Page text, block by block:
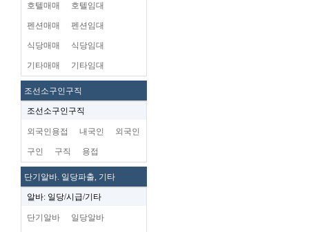
호텔매매 호텔임대
펜션매매 펜션임대
식당매매 식당임대
기타매매 기타임대
조선소구인구직
조선소구인구직
외국인용접 내국인 외국인
구인 구직 용접
단기알바. 일당파출, 기타
알바: 일당/시급/기타
단기알바 일당알바